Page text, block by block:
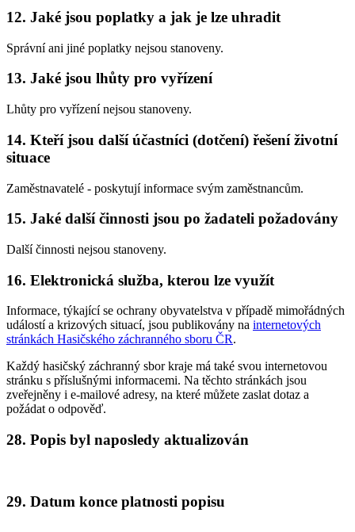
12. Jaké jsou poplatky a jak je lze uhradit
Správní ani jiné poplatky nejsou stanoveny.
13. Jaké jsou lhůty pro vyřízení
Lhůty pro vyřízení nejsou stanoveny.
14. Kteří jsou další účastníci (dotčení) řešení životní
situace
Zaměstnavatelé - poskytují informace svým zaměstnancům.
15. Jaké další činnosti jsou po žadateli požadovány
Další činnosti nejsou stanoveny.
16. Elektronická služba, kterou lze využít
Informace, týkající se ochrany obyvatelstva v případě mimořádných
událostí a krizových situací, jsou publikovány na internetových
stránkách Hasičského záchranného sboru ČR.
Každý hasičský záchranný sbor kraje má také svou internetovou
stránku s příslušnými informacemi. Na těchto stránkách jsou
zveřejněny i e-mailové adresy, na které můžete zaslat dotaz a
požádat o odpověď.
28. Popis byl naposledy aktualizován
29. Datum konce platnosti popisu